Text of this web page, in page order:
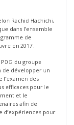
Rachid Hachichi,
dans l’ensemble
de
en 2017.
du groupe
de développer un
des
efficaces pour le
et le
afin de
d’expériences pour